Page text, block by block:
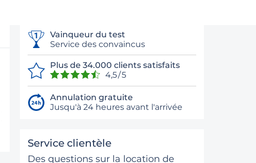
Vainqueur du test
Service des convaincus
Plus de 34.000 clients satisfaits
4,5 / 5
Annulation gratuite
Jusqu'à 24 heures avant l'arrivée
Service clientèle
Des questions sur la location de